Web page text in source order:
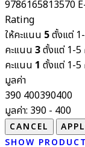
9786165813570
Rating
ให้คะแนน 5ตั้งแต่
คะแนน 3ตั้งแต่ 1-5
คะแนน 1 ตั้งแต่ 1-5
มูลค่า
390 400390400
มูลค่า: 390 - 400
SHOW